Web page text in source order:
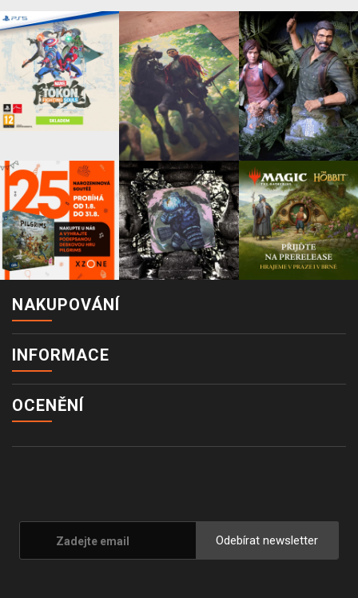
NAKUPOVÁNÍ
INFORMACE
OCENĚNÍ
Odebírat newsletter